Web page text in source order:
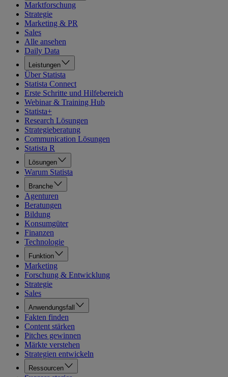
Marktforschung
Strategie
Marketing & PR
Sales
Alle ansehen
Daily Data
Leistungen
Über Statista
Statista Connect
Erste Schritte und Hilfebereich
Webinar & Training Hub
Statista+
Research Lösungen
Strategieberatung
Communication Lösungen
Statista R
Lösungen
Warum Statista
Branche
Agenturen
Beratungen
Bildung
Konsumgüter
Finanzen
Technologie
Funktion
Marketing
Forschung & Entwicklung
Strategie
Sales
Anwendungsfall
Fakten finden
Content stärken
Pitches gewinnen
Märkte verstehen
Strategien entwickeln
Ressourcen